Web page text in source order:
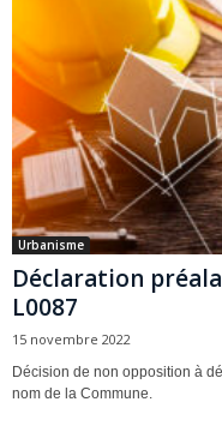
Urbanisme
Déclaration
L0087
15 novembre 2022
Décision de non opposition à
nom de la Commune.